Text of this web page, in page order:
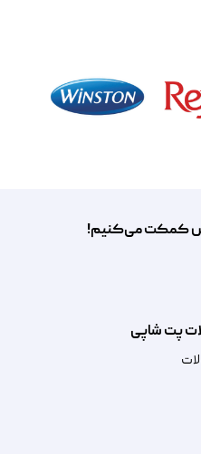
پت شاپی
کمکت می‌کنیم!